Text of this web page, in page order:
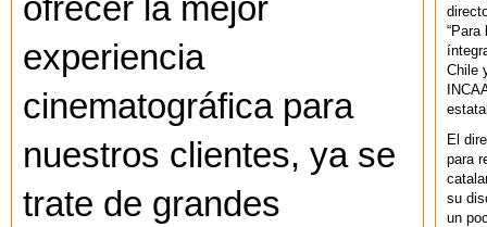
ofrecer la mejor
experiencia
cinematográfica para
nuestros clientes, ya se
trate de grandes
“Para
Chile
El
para
su
un